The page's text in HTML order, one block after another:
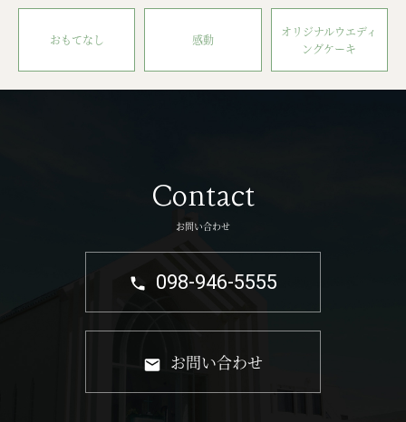
おもてなし 感動
オリジナルウエディ
ングケーキ
Contact
お問い合わせ
098-946-5555
お問い合わせ